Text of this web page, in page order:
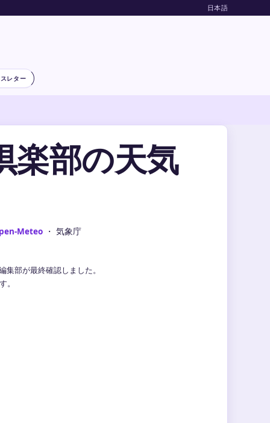
日本語
レター
楽部の天気
Meteo ・ 気象庁
部が最終確認しました。
。